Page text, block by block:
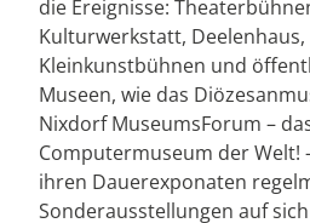
die Ereignisse:
Kulturwerkstatt,
Kleinkunstbühnen und
Museen, wie das
Nixdorf MuseumsForum –
Computermuseum der Welt!
ihren Dauerexponaten
Sonderausstellungen auf